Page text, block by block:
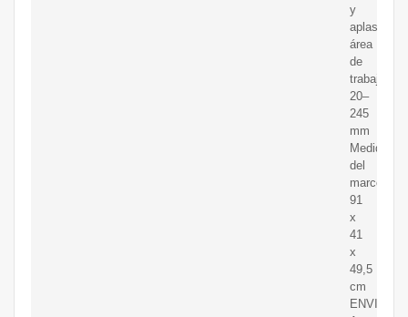
y
aplastado
área
de
trabajo
20–
245
mm
Medidas
del
marco
91
x
41
x
49,5
cm
ENVIO